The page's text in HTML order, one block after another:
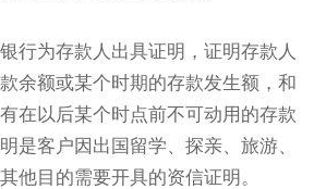
行为存款人出具证明，证明存款人
余额或某个时期的存款发生额，和
在以后某个时点前不可动用的存款
是客户因出国留学、探亲、旅游、
他目的需要开具的资信证明。